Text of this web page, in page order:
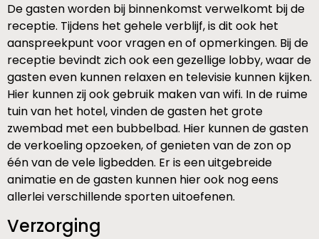
De gasten worden bij binnenkomst verwelkomt bij de
receptie. Tijdens het gehele verblijf, is dit ook het
aanspreekpunt voor vragen en of opmerkingen. Bij de
receptie bevindt zich ook een gezellige lobby, waar de
gasten even kunnen relaxen en televisie kunnen kijken.
Hier kunnen zij ook gebruik maken van wifi. In de ruime
tuin van het hotel, vinden de gasten het grote
zwembad met een bubbelbad. Hier kunnen de gasten
de verkoeling opzoeken, of genieten van de zon op
één van de vele ligbedden. Er is een uitgebreide
animatie en de gasten kunnen hier ook nog eens
allerlei verschillende sporten uitoefenen.
Verzorging